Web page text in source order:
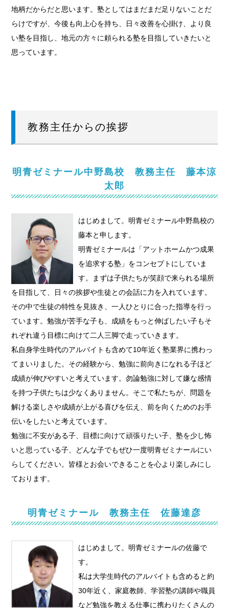
地柄だからだと思います。塾としてはまだまだ足りないことだ
らけですが、今後も向上心を持ち、日々改善を心掛け、より良
い塾を目指し、地元の方々に頼られる塾を目指していきたいと
思っています。
教務主任からの挨拶
明青ゼミナール中野島校 教務主任 藤本涼
太郎
はじめまして。明青ゼミナール中野島校の
藤本と申します。
明青ゼミナールは「アットホームかつ成果
を追求する塾」をコンセプトにしていま
す。まずは子供たちが笑顔で来られる場所
を目指して、日々の挨拶や生徒との会話に力を入れています。
その中で生徒の特性を見抜き、一人ひとりに合った指導を行っ
ています。勉強が苦手な子も、成績をもっと伸ばしたい子もそ
れぞれ違う目標に向けて二人三脚で走っていきます。
私自身学生時代のアルバイトも含めて10年近く塾業界に携わっ
てまいりました。その経験から、勉強に前向きになれる子ほど
成績が伸びやすいと考えています。勿論勉強に対して嫌な感情
を持つ子供たちは少なくありません。そこで私たちが、問題を
解ける楽しさや成績が上がる喜びを伝え、前を向くためのお手
伝いをしたいと考えています。
勉強に不安がある子、目標に向けて頑張りたい子、塾を少し怖
いと思っている子、どんな子でもぜひ一度明青ゼミナールにい
らしてください。皆様とお会いできることを心より楽しみにし
ております。
明青ゼミナール 教務主任 佐藤達彦
はじめまして。明青ゼミナールの佐藤で
す。
私は大学生時代のアルバイトも含めると約
30年近く、家庭教師、学習塾の講師や職員
など勉強を教える仕事に携わりたくさんの